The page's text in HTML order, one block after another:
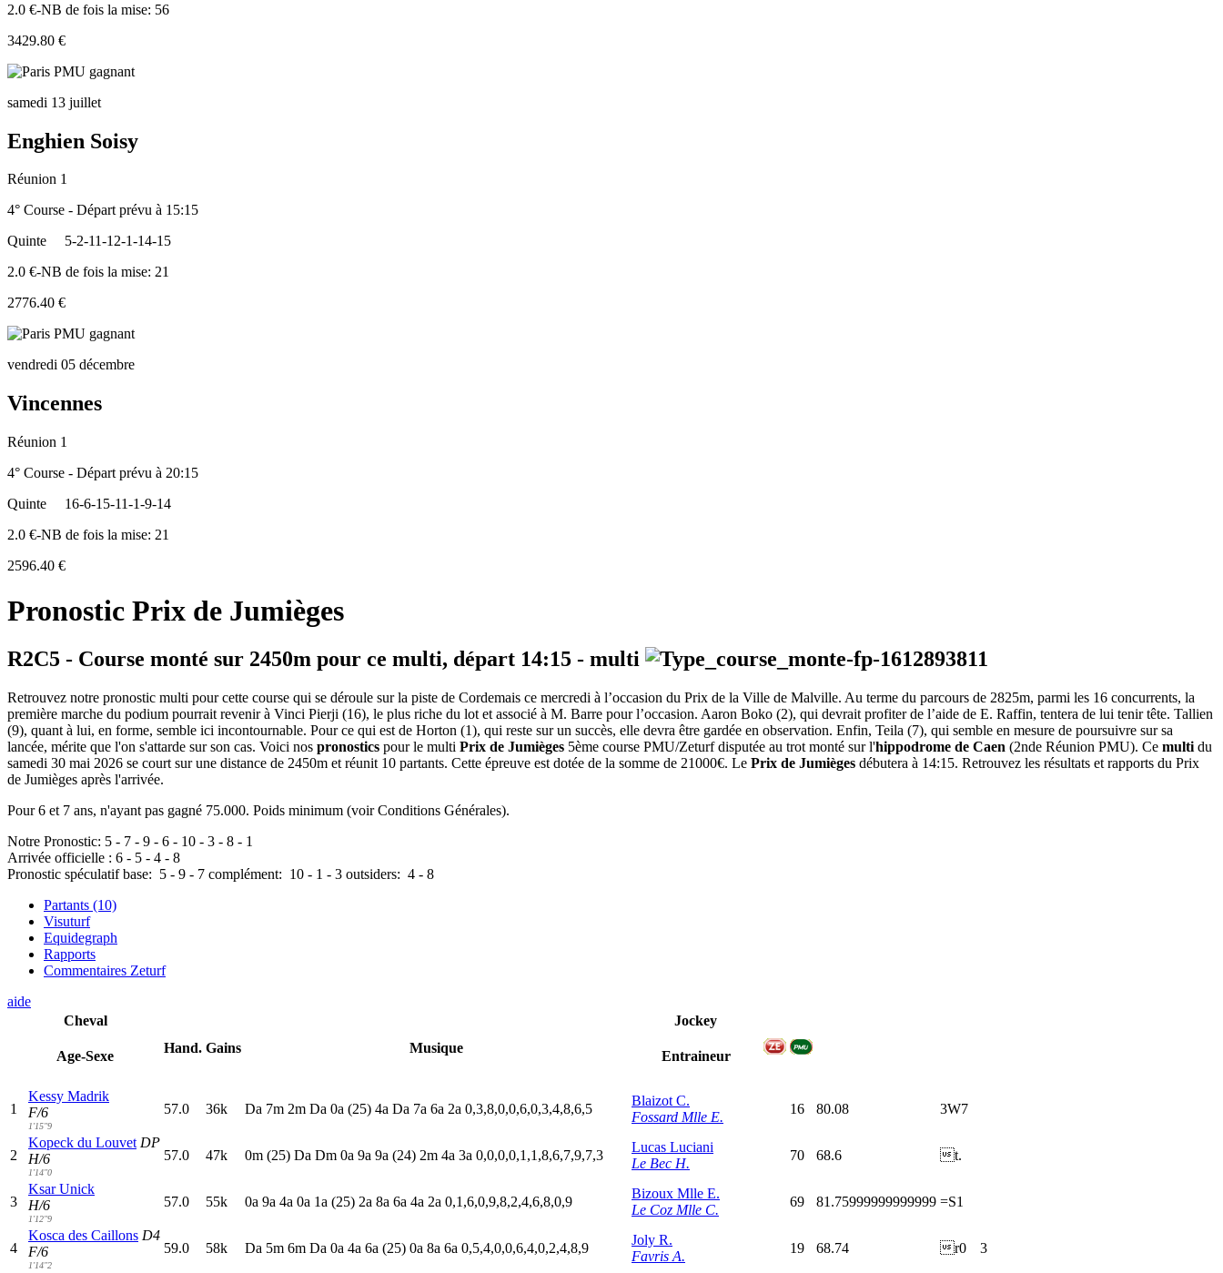
2.0 €-NB de fois la mise: 56
3429.80 €
samedi 13 juillet
Enghien Soisy
Réunion 1
4° Course - Départ prévu à 15:15
Quinte
5-2-11-12-1-14-15
2.0 €-NB de fois la mise: 21
2776.40 €
vendredi 05 décembre
Vincennes
Réunion 1
4° Course - Départ prévu à 20:15
Quinte
16-6-15-11-1-9-14
2.0 €-NB de fois la mise: 21
2596.40 €
Pronostic Prix de Jumièges
R2C5 - Course monté sur 2450m pour ce multi, départ 14:15 - multi
Retrouvez notre pronostic multi pour cette course qui se déroule sur la piste de Cordemais ce mercredi à l’occasion du Prix de la Ville de Malville. Au terme du parcours de 2825m, parmi les 16 concurrents, la
première marche du podium pourrait revenir à Vinci Pierji (16), le plus riche du lot et associé à M. Barre pour l’occasion. Aaron Boko (2), qui devrait profiter de l’aide de E. Raffin, tentera de lui tenir tête. Tallien
(9), quant à lui, en forme, semble ici incontournable. Pour ce qui est de Horton (1), qui reste sur un succès, elle devra être gardée en observation. Enfin, Teila (7), qui semble en mesure de poursuivre sur sa
lancée, mérite que l'on s'attarde sur son cas. Voici nos pronostics pour le multi Prix de Jumièges 5ème course PMU/Zeturf disputée au trot monté sur l'hippodrome de Caen (2nde Réunion PMU). Ce multi du
samedi 30 mai 2026 se court sur une distance de 2450m et réunit 10 partants. Cette épreuve est dotée de la somme de 21000€. Le Prix de Jumièges débutera à 14:15. Retrouvez les résultats et rapports du Prix
de Jumièges après l'arrivée.
Pour 6 et 7 ans, n'ayant pas gagné 75.000. Poids minimum (voir Conditions Générales).
Notre Pronostic: 5 - 7 - 9 - 6 - 10 - 3 - 8 - 1
Arrivée officielle : 6 - 5 - 4 - 8
Pronostic spéculatif base: 5 - 9 - 7 complément: 10 - 1 - 3 outsiders: 4 - 8
Partants (10)
Visuturf
Equidegraph
Rapports
Commentaires Zeturf
aide
Cheval
Age-Sexe
Hand. Gains Musique
Jockey
Entraineur
1
Kessy Madrik
F/6
1'15"9
57.0 36k Da 7m 2m Da 0a (25) 4a Da 7a 6a 2a 0,3,8,0,0,6,0,3,4,8,6,5
Blaizot C.
Fossard Mlle E.
16 80.08 3W7
2
Kopeck du Louvet DP
H/6
1'14"0
57.0 47k 0m (25) Da Dm 0a 9a 9a (24) 2m 4a 3a 0,0,0,0,1,1,8,6,7,9,7,3
Lucas Luciani
Le Bec H.
70 68.6 t.
3
Ksar Unick
H/6
1'12"9
57.0 55k 0a 9a 4a 0a 1a (25) 2a 8a 6a 4a 2a 0,1,6,0,9,8,2,4,6,8,0,9
Bizoux Mlle E.
Le Coz Mlle C.
69 81.75999999999999 =S1
4
Kosca des Caillons D4
F/6
1'14"2
59.0 58k Da 5m 6m Da 0a 4a 6a (25) 0a 8a 6a 0,5,4,0,0,6,4,0,2,4,8,9
Joly R.
Favris A.
19 68.74 r0 3